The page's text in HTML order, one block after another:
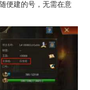
便建的号，无需在意